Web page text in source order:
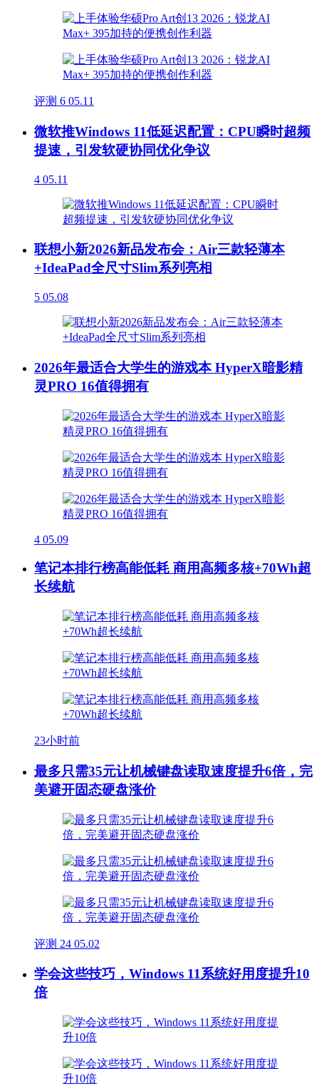
评测 6 05.11
微软推Windows 11低延迟配置：CPU瞬时超频
提速，引发软硬协同优化争议
4 05.11
联想小新2026新品发布会：Air三款轻薄本
+IdeaPad全尺寸Slim系列亮相
5 05.08
2026年最适合大学生的游戏本 HyperX暗影精
灵PRO 16值得拥有
4 05.09
笔记本排行榜高能低耗 商用高频多核+70Wh超
长续航
23小时前
最多只需35元让机械键盘读取速度提升6倍，完
美避开固态硬盘涨价
评测 24 05.02
学会这些技巧，Windows 11系统好用度提升10
倍